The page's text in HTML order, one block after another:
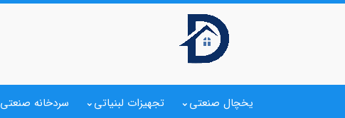
یخچال صنعتی تجهیزات لبنیاتی سردخانه صنعتی